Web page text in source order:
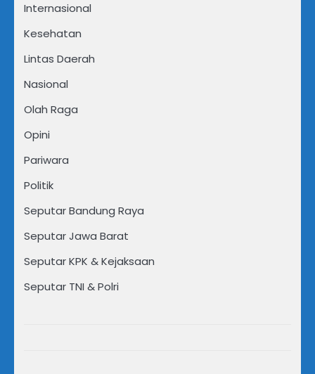
Internasional
Kesehatan
Lintas Daerah
Nasional
Olah Raga
Opini
Pariwara
Politik
Seputar Bandung Raya
Seputar Jawa Barat
Seputar KPK & Kejaksaan
Seputar TNI & Polri